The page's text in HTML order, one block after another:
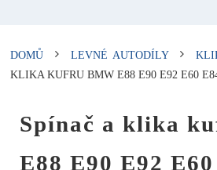
DOMŮ LEVNÉ AUTODÍLY
KLIKA KUFRU BMW E88 E90 E92 E60
Spínač a klika
E88 E90 E92